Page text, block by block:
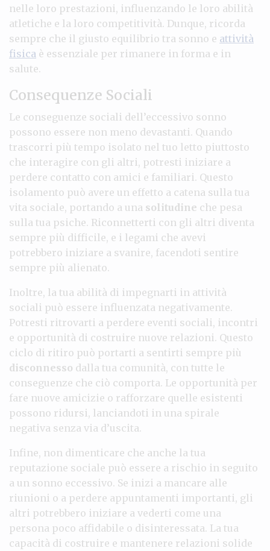
nelle loro prestazioni, influenzando le loro abilità
atletiche e la loro competitività. Dunque, ricorda
sempre che il giusto equilibrio tra sonno e attività
fisica è essenziale per rimanere in forma e in
salute.
Consequenze Sociali
Le conseguenze sociali dell’eccessivo sonno
possono essere non meno devastanti. Quando
trascorri più tempo isolato nel tuo letto piuttosto
che interagire con gli altri, potresti iniziare a
perdere contatto con amici e familiari. Questo
isolamento può avere un effetto a catena sulla tua
vita sociale, portando a una solitudine che pesa
sulla tua psiche. Riconnetterti con gli altri diventa
sempre più difficile, e i legami che avevi
potrebbero iniziare a svanire, facendoti sentire
sempre più alienato.
Inoltre, la tua abilità di impegnarti in attività
sociali può essere influenzata negativamente.
Potresti ritrovarti a perdere eventi sociali, incontri
e opportunità di costruire nuove relazioni. Questo
ciclo di ritiro può portarti a sentirti sempre più
disconnesso dalla tua comunità, con tutte le
conseguenze che ciò comporta. Le opportunità per
fare nuove amicizie o rafforzare quelle esistenti
possono ridursi, lanciandoti in una spirale
negativa senza via d’uscita.
Infine, non dimenticare che anche la tua
reputazione sociale può essere a rischio in seguito
a un sonno eccessivo. Se inizi a mancare alle
riunioni o a perdere appuntamenti importanti, gli
altri potrebbero iniziare a vederti come una
persona poco affidabile o disinteressata. La tua
capacità di costruire e mantenere relazioni solide